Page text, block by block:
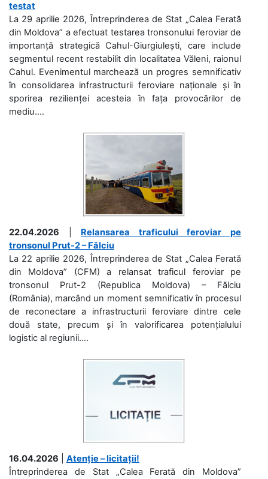
testat
La 29 aprilie 2026, Întreprinderea de Stat „Calea Ferată
din Moldova” a efectuat testarea tronsonului feroviar de
importanță strategică Cahul-Giurgiulești, care include
segmentul recent restabilit din localitatea Văleni, raionul
Cahul. Evenimentul marchează un progres semnificativ
în consolidarea infrastructurii feroviare naționale și în
sporirea rezilienței acesteia în fața provocărilor de
mediu....
22.04.2026
Relansarea traficului feroviar pe
tronsonul Prut-2 – Fălciu
La 22 aprilie 2026, Întreprinderea de Stat „Calea Ferată
din Moldova” (CFM) a relansat traficul feroviar pe
tronsonul Prut-2 (Republica Moldova) – Fălciu
(România), marcând un moment semnificativ în procesul
de reconectare a infrastructurii feroviare dintre cele
două state, precum și în valorificarea potențialului
logistic al regiunii....
16.04.2026
Atenție – licitații!
Întreprinderea de Stat „Calea Ferată din Moldova”